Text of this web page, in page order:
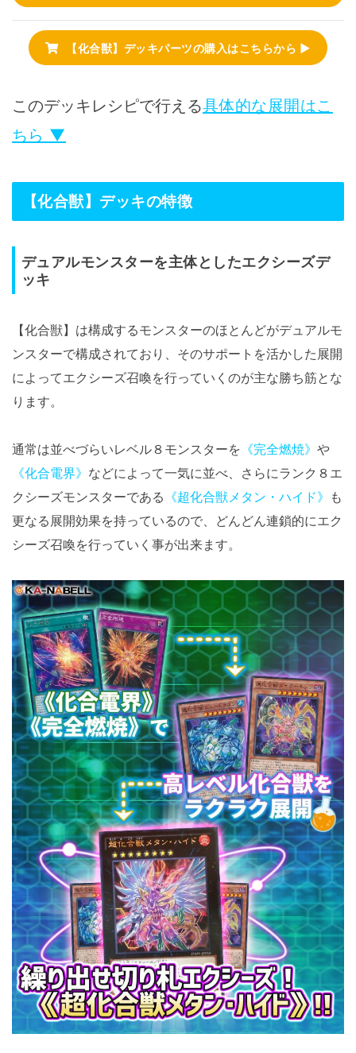
【化合獣】デッキパーツの購入はこちらから ▶
このデッキレシピで行える具体的な展開はこ
ちら ▼
【化合獣】デッキの特徴
デュアルモンスターを主体としたエクシーズデ
ッキ
【化合獣】は構成するモンスターのほとんどがデュアルモ
ンスターで構成されており、そのサポートを活かした展開
によってエクシーズ召喚を行っていくのが主な勝ち筋とな
ります。
通常は並べづらいレベル８モンスターを 《完全燃焼》 や
《化合電界》 などによって一気に並べ、さらにランク８エ
クシーズモンスターである 《超化合獣メタン・ハイド》 も
更なる展開効果を持っているので、どんどん連鎖的にエク
シーズ召喚を行っていく事が出来ます。